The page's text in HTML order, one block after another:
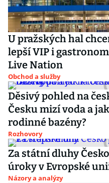
U pražských hal
lepší VIP i
Live Nation
Obchod a služby
Děsivý pohled na
Česku mizí voda a
rodinné bazény?
Rozhovory
Za státní dluhy
úroky v Evropské
Názory a analýzy